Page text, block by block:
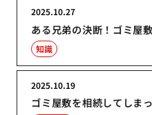
ある兄弟の決断！ゴミ屋
2025.10.27
知識
ゴミ屋敷を相続してしま
2025.10.19